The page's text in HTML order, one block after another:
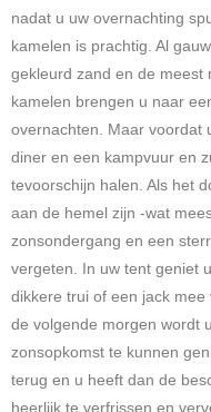
nadat u uw overnachting
kamelen is prachtig. Al
gekleurd zand en de meest
kamelen brengen u naar
overnachten. Maar voordat
diner en een kampvuur en
tevoorschijn halen. Als het
aan de hemel zijn -wat
zonsondergang en een
vergeten. In uw tent geniet
dikkere trui of een jack
de volgende morgen wordt
zonsopkomst te kunnen
terug en u heeft dan de
heerlijk te verfrissen en